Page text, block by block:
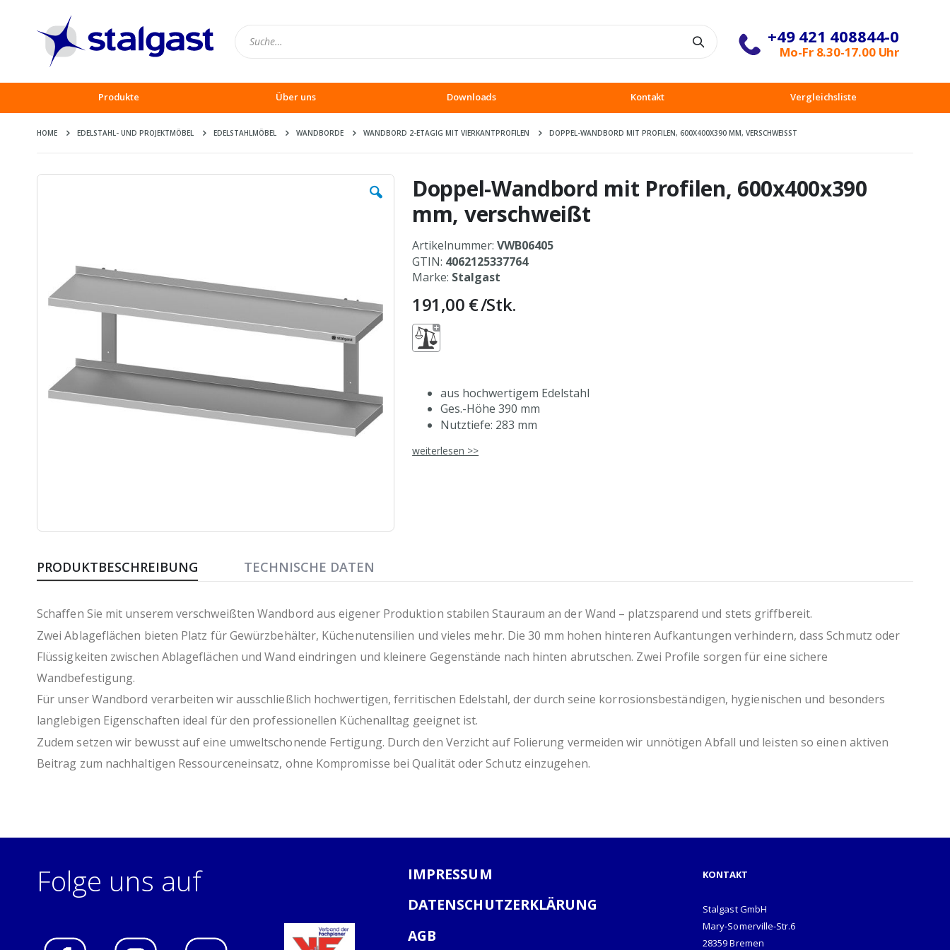
+49 421 408844-0
Mo-Fr 8.30-17.00 Uhr
Produkte Über uns Downloads Kontakt Vergleichsliste
HOME EDELSTAHL- UND PROJEKTMÖBEL EDELSTAHLMÖBEL WANDBORDE WANDBORD 2-ETAGIG MIT VIERKANTPROFILEN DOPPEL-WANDBORD MIT PROFILEN, 600X400X390 MM, VERSCHWEISST
Zum
der
Bildergalerie
Doppel-Wandbord mit Profilen, 600x400x390
mm, verschweißt
Artikelnummer:VWB06405
GTIN: 4062125337764
Marke: Stalgast
191,00 €/Stk.
aus hochwertigem Edelstahl
Ges.-Höhe 390 mm
Nutztiefe: 283 mm
Abstand zwischen den Borden: 326 mm
weiterlesen >>
PRODUKTBESCHREIBUNG
Schaffen Sie mit unserem verschweißten Wandbord aus eigener Produktion stabilen Stauraum an der Wand – platzsparend und stets griffbereit.
Zwei Ablageflächen bieten Platz für Gewürzbehälter, Küchenutensilien und vieles mehr. Die 30 mm hohen hinteren Aufkantungen verhindern, dass Schmutz oder
Flüssigkeiten zwischen Ablageflächen und Wand eindringen und kleinere Gegenstände nach hinten abrutschen. Zwei Profile sorgen für eine sichere
Wandbefestigung.
Für unser Wandbord verarbeiten wir ausschließlich hochwertigen, ferritischen Edelstahl, der durch seine korrosionsbeständigen, hygienischen und besonders
langlebigen Eigenschaften ideal für den professionellen Küchenalltag geeignet ist.
Zudem setzen wir bewusst auf eine umweltschonende Fertigung. Durch den Verzicht auf Folierung vermeiden wir unnötigen Abfall und leisten so einen aktiven
Beitrag zum nachhaltigen Ressourceneinsatz, ohne Kompromisse bei Qualität oder Schutz einzugehen.
TECHNISCHE DATEN
Folge uns auf
IMPRESSUM
DATENSCHUTZERKLÄRUNG
AGB
KONTAKT
Stalgast GmbH
Mary-Somerville-Str.6
28359 Bremen